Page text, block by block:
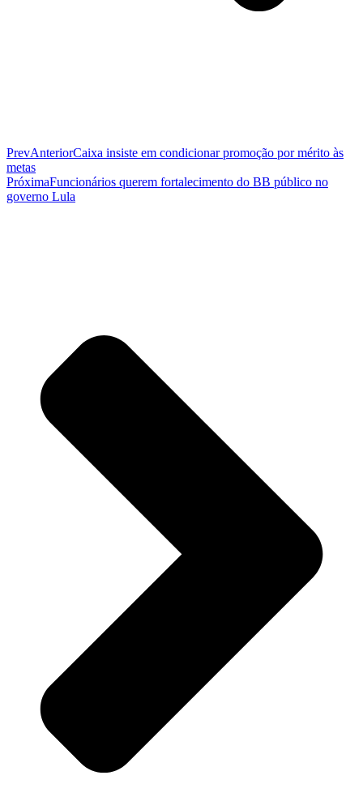
PrevAnteriorCaixa insiste em condicionar promoção por mérito às
metas
PróximaFuncionários querem fortalecimento do BB público no
governo Lula